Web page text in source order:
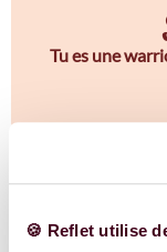
🍪 Reflet utilise
Tu es une